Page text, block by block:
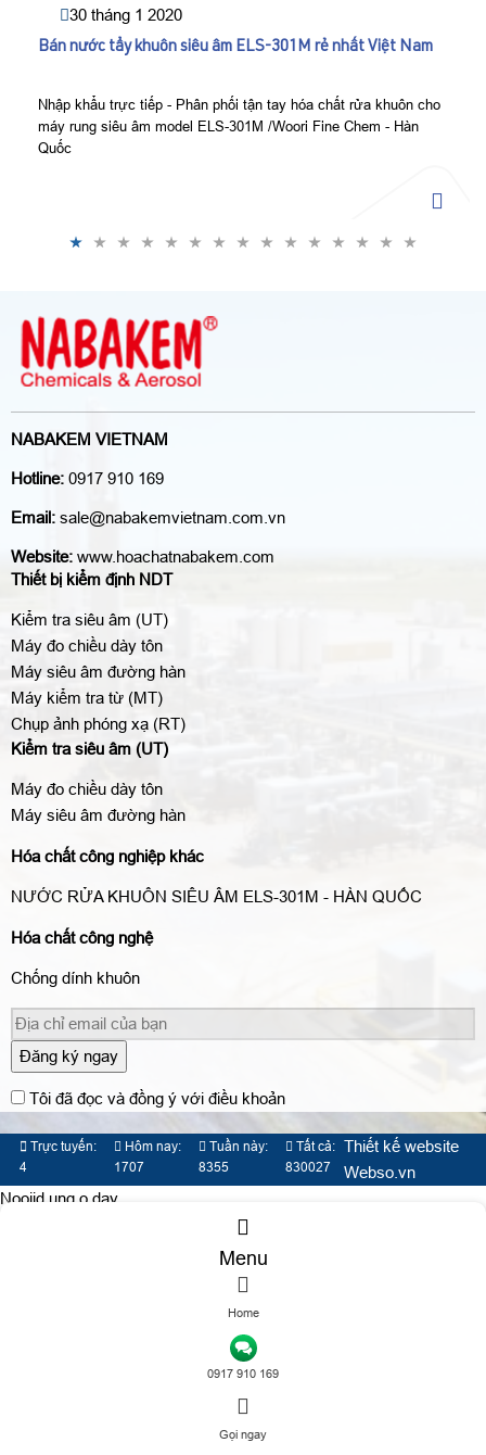
30 tháng 1 2020
Bán nước tẩy khuôn siêu âm ELS-301M rẻ nhất Việt Nam
Nhập khẩu trực tiếp - Phân phối tận tay hóa chất rửa khuôn cho
máy rung siêu âm model ELS-301M /Woori Fine Chem - Hàn
Quốc
NABAKEM VIETNAM
Hotline: 0917 910 169
Email: sale@nabakemvietnam.com.vn
Website: www.hoachatnabakem.com
Thiết bị kiểm định NDT
Kiểm tra siêu âm (UT)
Máy đo chiều dày tôn
Máy siêu âm đường hàn
Máy kiểm tra từ (MT)
Chụp ảnh phóng xạ (RT)
Kiểm tra siêu âm (UT)
Máy đo chiều dày tôn
Máy siêu âm đường hàn
Hóa chất công nghiệp khác
NƯỚC RỬA KHUÔN SIÊU ÂM ELS-301M - HÀN QUỐC
Hóa chất công nghệ
Chống dính khuôn
Đăng ký ngay
Tôi đã đọc và đồng ý với điều khoản
Trực tuyến:
4
Hôm nay:
1707
Tuần này:
8355
Tất cả:
830027
Thiết kế website
Webso.vn
Menu
Home
0917 910 169
Gọi ngay
Nooijd ung o day
TƯ VẤN DỊCH VỤ